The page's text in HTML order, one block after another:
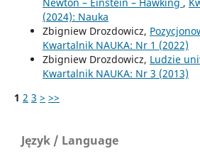
(2024): Nauka
Zbigniew Drozdowicz,
Kwartalnik NAUKA: Nr 1 (2022)
Zbigniew Drozdowicz, Ludzie
Kwartalnik NAUKA: Nr 3 (2013)
1 2 3 > >>
Język / Language